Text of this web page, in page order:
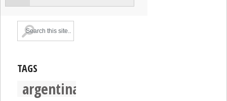
TAGS
argentina